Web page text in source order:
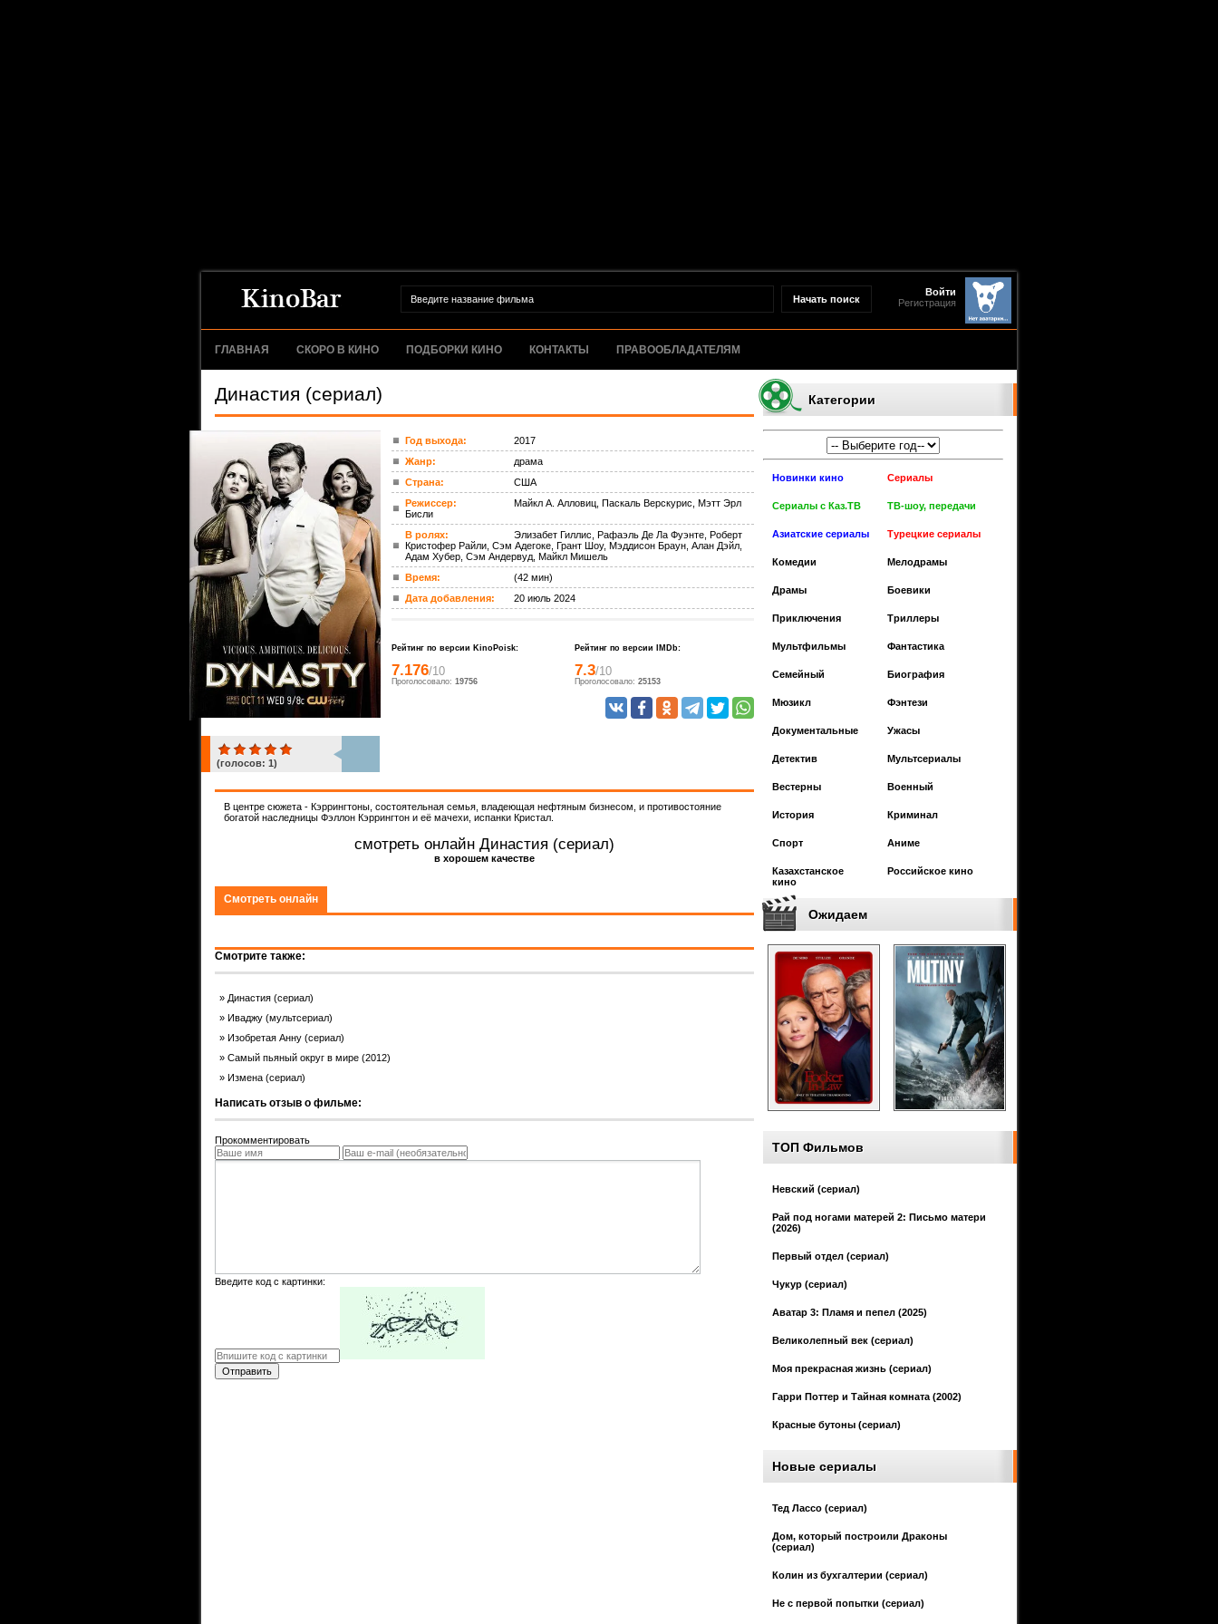
Войти
Регистрация
ГЛАВНАЯ СКОРО В КИНО ПОДБОРКИ КИНО КОНТАКТЫ ПРАВООБЛАДАТЕЛЯМ
Династия (сериал)
(голосов: 1)
Год выхода:
2017
Жанр:
драма
Страна:
США
Режиссер:
Майкл А. Алловиц, Паскаль Верскурис, Мэтт Эрл
Бисли
В ролях:
Элизабет Гиллис, Рафаэль Де Ла Фуэнте, Роберт
Кристофер Райли, Сэм Адегоке, Грант Шоу, Мэддисон Браун, Алан Дэйл,
Адам Хубер, Сэм Андервуд, Майкл Мишель
Время:
(42 мин)
Дата добавления:
20 июль 2024
Рейтинг по версии KinoPoisk:
7.176/10
Проголосовало: 19756
Рейтинг по версии IMDb:
7.3/10
Проголосовало: 25153
В центре сюжета - Кэррингтоны, состоятельная семья, владеющая нефтяным бизнесом, и противостояние
богатой наследницы Фэллон Кэррингтон и её мачехи, испанки Кристал.
смотреть онлайн Династия (сериал)
в хорошем качестве
Смотреть онлайн
Смотрите также:
Династия (сериал)
Иваджу (мультсериал)
Изобретая Анну (сериал)
Самый пьяный округ в мире (2012)
Измена (сериал)
Написать отзыв о фильме:
Прокомментировать
Введите код с картинки:
Отправить
Категории
Новинки кино Сериалы
Сериалы с Каз.ТВ ТВ-шоу, передачи
Азиатские сериалы Турецкие сериалы
Комедии Мелодрамы
Драмы Боевики
Приключения Триллеры
Мультфильмы Фантастика
Cемейный Биография
Мюзикл Фэнтези
Документальные Ужасы
Детектив Мультсериалы
Вестерны Военный
История Криминал
Спорт Аниме
Казахстанское
кино
Российское кино
Ожидаем
ТОП Фильмов
Невский (сериал)
Рай под ногами матерей 2: Письмо матери
(2026)
Первый отдел (сериал)
Чукур (сериал)
Аватар 3: Пламя и пепел (2025)
Великолепный век (сериал)
Моя прекрасная жизнь (сериал)
Гарри Поттер и Тайная комната (2002)
Красные бутоны (сериал)
Новые сериалы
Тед Лассо (сериал)
Дом, который построили Драконы
(сериал)
Колин из бухгалтерии (сериал)
Не с первой попытки (сериал)